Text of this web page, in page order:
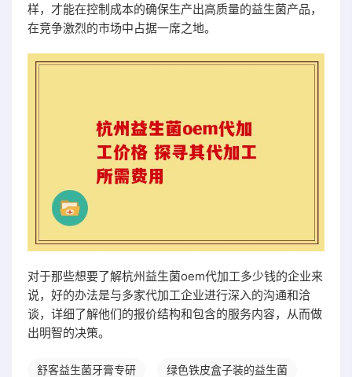
样，才能在控制成本的确保生产出高质量的益生菌产品，
在竞争激烈的市场中占据一席之地。
对于那些想要了解杭州益生菌oem代加工多少钱的企业来
说，好的办法是与多家代加工企业进行深入的沟通和洽
谈，详细了解他们的报价结构和包含的服务内容，从而做
出明智的决策。
舒客益生菌牙膏专研
绿色铁皮盒子装的益生菌